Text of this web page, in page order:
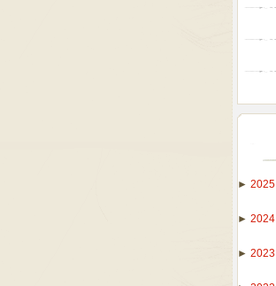
► 2025
► 2024
► 2023